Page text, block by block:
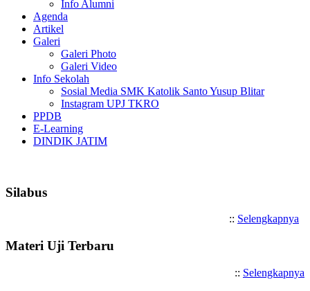
Info Alumni
Agenda
Artikel
Galeri
Galeri Photo
Galeri Video
Info Sekolah
Sosial Media SMK Katolik Santo Yusup Blitar
Instagram UPJ TKRO
PPDB
E-Learning
DINDIK JATIM
Silabus
:: Selengkapnya
Materi Uji Terbaru
:: Selengkapnya